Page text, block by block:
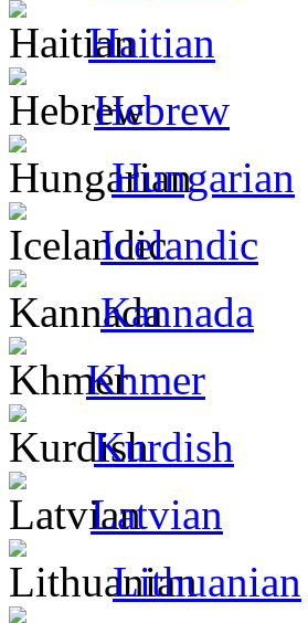
Haitian
Hebrew
Hungarian
Icelandic
Kannada
Khmer
Kurdish
Latvian
Lithuanian